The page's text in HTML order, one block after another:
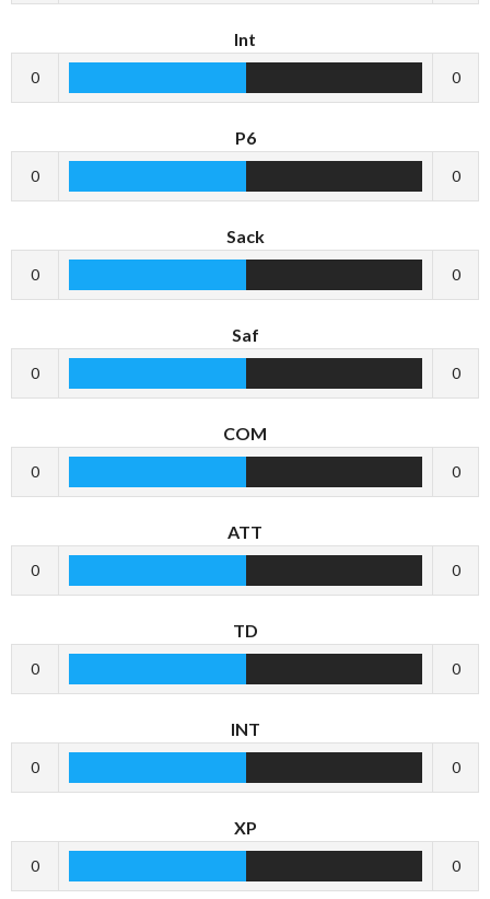
Int
0 0
P6
0 0
Sack
0 0
Saf
0 0
COM
0 0
ATT
0 0
TD
0 0
INT
0 0
XP
0 0